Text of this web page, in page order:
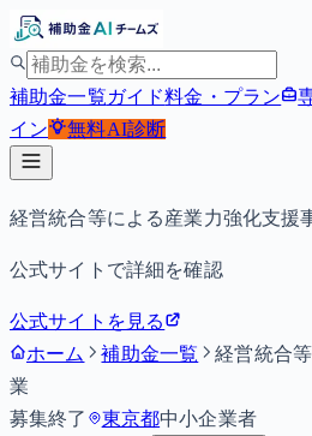
補助金一覧ガイド料金・プラン
イン
無料AI診断
経営統合等による産業力強化支援
公式サイトで詳細を確認
公式サイトを見る
ホーム
補助金一覧
経営統合
業
募集終了
東京都中小企業者